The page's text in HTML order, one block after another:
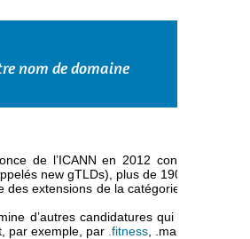
nom de domaine
de l’ICANN en 2012 concernant
new gTLDs), plus de 1900 dossiers
des extensions de la catégorie «
d’autres candidatures qui auront la
par exemple, par .fitness , .maison ou .film.